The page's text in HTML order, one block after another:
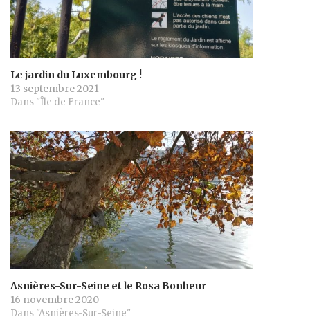
Le jardin du Luxembourg !
13 septembre 2021
Dans "Île de France"
Asnières-Sur-Seine et le Rosa Bonheur
16 novembre 2020
Dans "Asnières-Sur-Seine"